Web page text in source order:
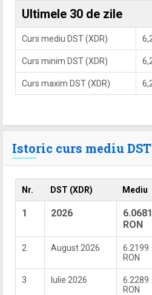
Ultimele 30 de zile
Curs mediu DST (XDR)
Curs minim DST (XDR)
Curs maxim DST (XDR)
Istoric curs mediu
Nr. DST (XDR) Mediu
1 2026
6.0681
RON
2 August 2026
6.2199
RON
3 Iulie 2026
6.2289
RON